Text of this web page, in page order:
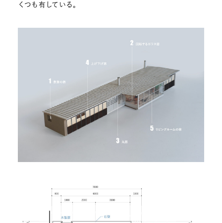
くつも有している。